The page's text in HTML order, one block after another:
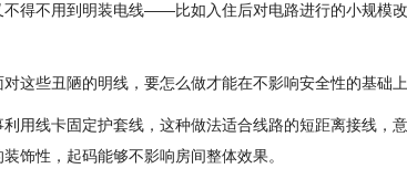
不得不用到明装电线——比如入住后对电路进行的小规模
对这些丑陋的明线，要怎么做才能在不影响安全性的基础
利用线卡固定护套线，这种做法适合线路的短距离接线，
饰性，起码能够不影响房间整体效果。